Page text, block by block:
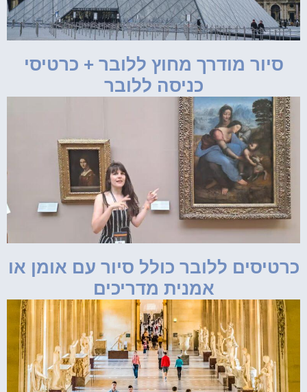
סיור מודרך מחוץ ללובר + כרטיסי
כניסה ללובר
כרטיסים ללובר כולל סיור עם אומן או
אמנית מדריכים